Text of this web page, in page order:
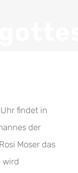
findet in
der
Moser das
wird